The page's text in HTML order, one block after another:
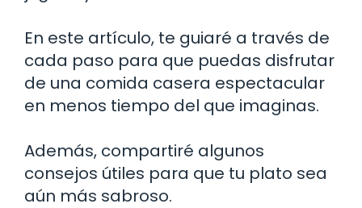
En este artículo, te guiaré a través de
cada paso para que puedas disfrutar
de una comida casera espectacular
en menos tiempo del que imaginas.
Además, compartiré algunos
consejos útiles para que tu plato sea
aún más sabroso.